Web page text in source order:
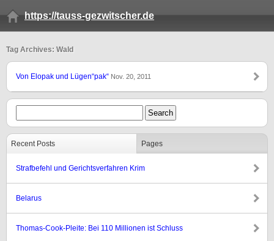
https://tauss-gezwitscher.de
Tag Archives: Wald
Von Elopak und Lügen“pak“ Nov. 20, 2011
Recent Posts Pages
Strafbefehl und Gerichtsverfahren Krim
Belarus
Thomas-Cook-Pleite: Bei 110 Millionen ist Schluss